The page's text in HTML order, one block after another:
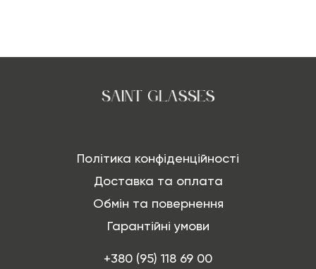
Політика конфіденційності
Доставка та оплата
Обмін та повернення
Гарантійні умови
+380 (95) 118 69 00